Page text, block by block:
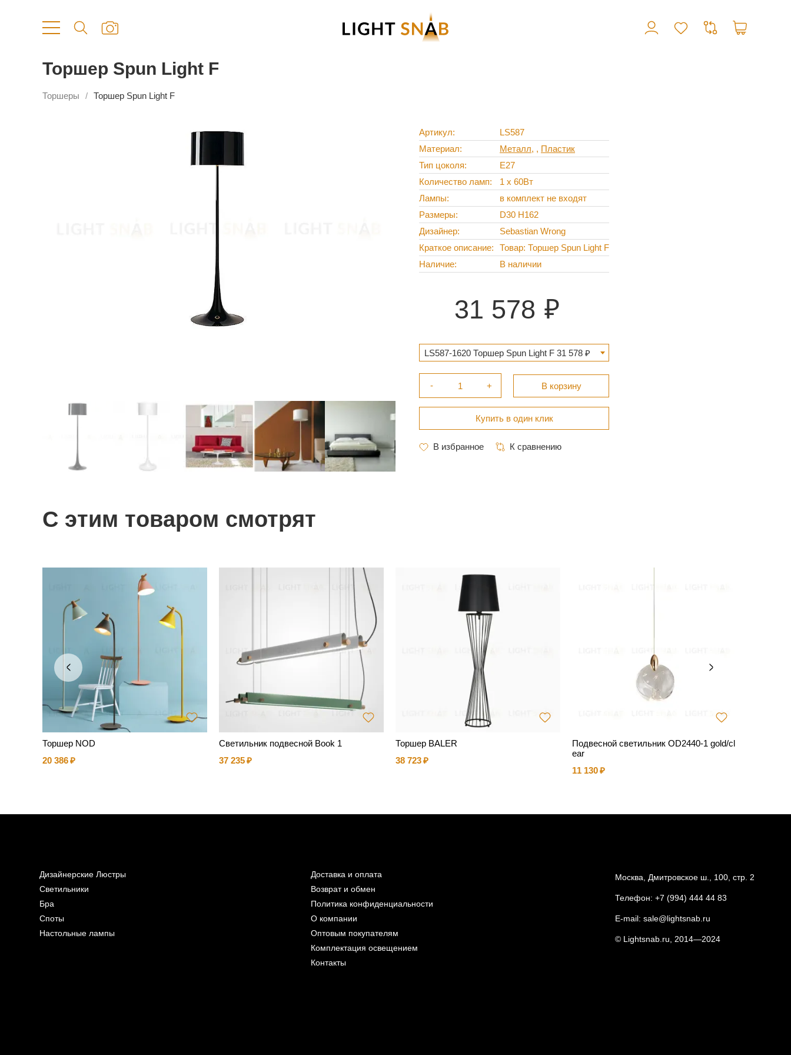
Торшер Spun Light F
Торшеры Торшер Spun Light F
Артикул
LS587
Материал
Металл , Пластик
Тип цоколя
E27
Количество ламп
1 x 60Вт
Лампы
в комплект не входят
Размеры
D30 H162
Дизайнер
Sebastian Wrong
Краткое описание
Товар: Торшер Spun Light F
Наличие
В наличии
31 578
LS587-1620 Торшер Spun Light F 31 578 ₽
С этим товаром смотрят
Торшер NOD
20 386
Светильник подвесной Book 1
37 235
Торшер BALER
38 723
Подвесной светильник OD2440-1 gold/cl
ear
11 130
Дизайнерские Люстры
Светильники
Бра
Споты
Настольные лампы
Доставка и оплата
Возврат и обмен
Политика конфиденциальности
О компании
Оптовым покупателям
Комплектация освещением
Контакты
Москва, Дмитровское ш., 100, стр. 2
Телефон: +7 (994) 444 44 83
E-mail: sale@lightsnab.ru
© Lightsnab.ru, 2014—2024